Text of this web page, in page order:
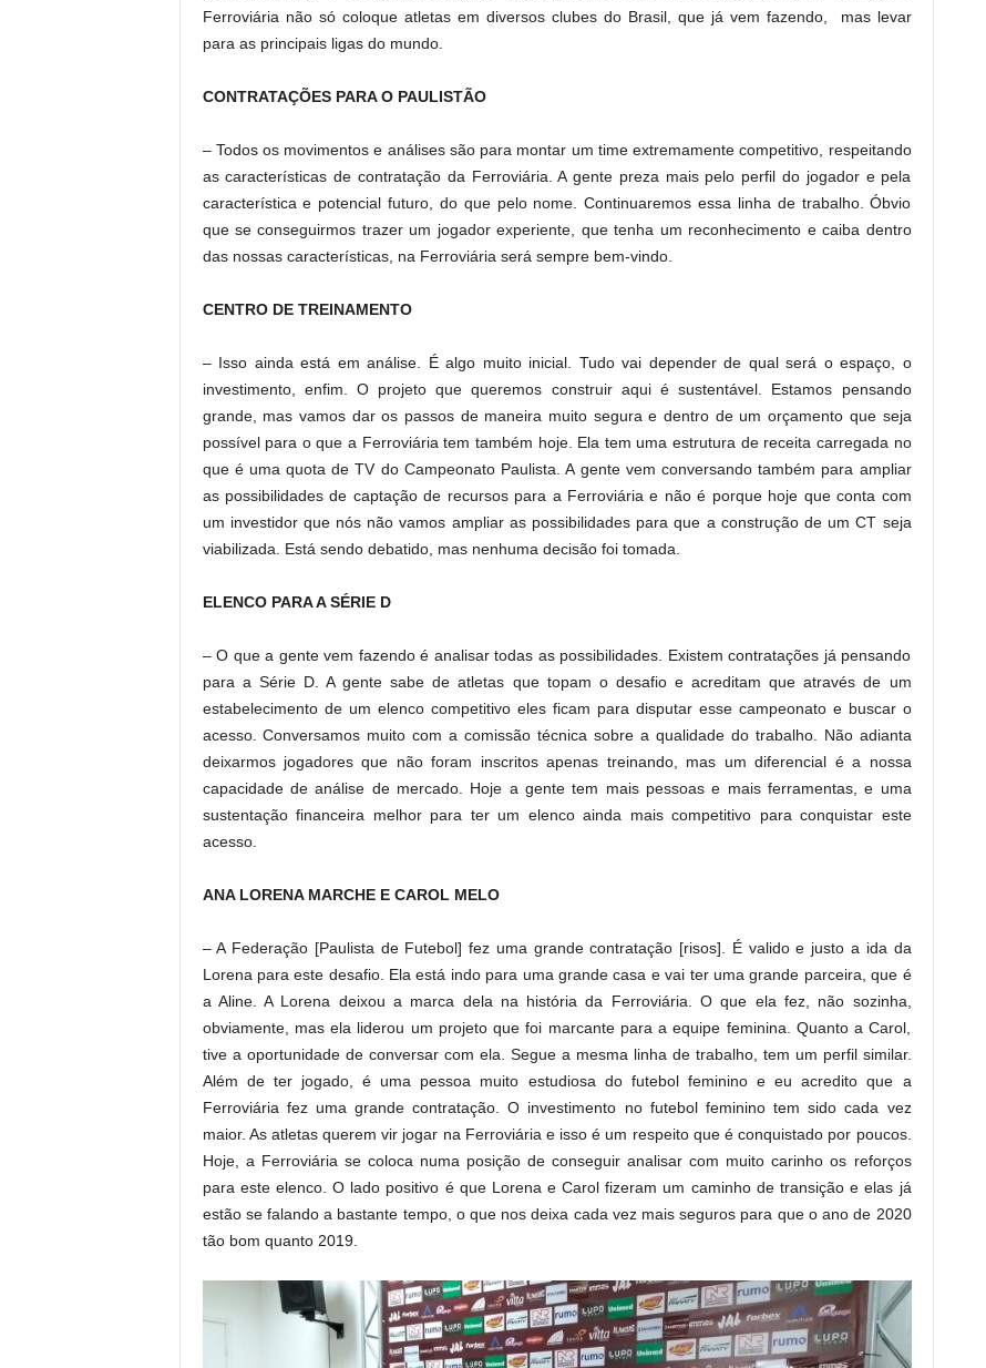
Ferroviária não só coloque atletas em diversos clubes do Brasil, que já vem fazendo, mas levar
para as principais ligas do mundo.
CONTRATAÇÕES PARA O PAULISTÃO
– Todos os movimentos e análises são para montar um time extremamente competitivo, respeitando
as características de contratação da Ferroviária. A gente preza mais pelo perfil do jogador e pela
característica e potencial futuro, do que pelo nome. Continuaremos essa linha de trabalho. Óbvio
que se conseguirmos trazer um jogador experiente, que tenha um reconhecimento e caiba dentro
das nossas características, na Ferroviária será sempre bem-vindo.
CENTRO DE TREINAMENTO
– Isso ainda está em análise. É algo muito inicial. Tudo vai depender de qual será o espaço, o
investimento, enfim. O projeto que queremos construir aqui é sustentável. Estamos pensando
grande, mas vamos dar os passos de maneira muito segura e dentro de um orçamento que seja
possível para o que a Ferroviária tem também hoje. Ela tem uma estrutura de receita carregada no
que é uma quota de TV do Campeonato Paulista. A gente vem conversando também para ampliar
as possibilidades de captação de recursos para a Ferroviária e não é porque hoje que conta com
um investidor que nós não vamos ampliar as possibilidades para que a construção de um CT seja
viabilizada. Está sendo debatido, mas nenhuma decisão foi tomada.
ELENCO PARA A SÉRIE D
– O que a gente vem fazendo é analisar todas as possibilidades. Existem contratações já pensando
para a Série D. A gente sabe de atletas que topam o desafio e acreditam que através de um
estabelecimento de um elenco competitivo eles ficam para disputar esse campeonato e buscar o
acesso. Conversamos muito com a comissão técnica sobre a qualidade do trabalho. Não adianta
deixarmos jogadores que não foram inscritos apenas treinando, mas um diferencial é a nossa
capacidade de análise de mercado. Hoje a gente tem mais pessoas e mais ferramentas, e uma
sustentação financeira melhor para ter um elenco ainda mais competitivo para conquistar este
acesso.
ANA LORENA MARCHE E CAROL MELO
– A Federação [Paulista de Futebol] fez uma grande contratação [risos]. É valido e justo a ida da
Lorena para este desafio. Ela está indo para uma grande casa e vai ter uma grande parceira, que é
a Aline. A Lorena deixou a marca dela na história da Ferroviária. O que ela fez, não sozinha,
obviamente, mas ela liderou um projeto que foi marcante para a equipe feminina. Quanto a Carol,
tive a oportunidade de conversar com ela. Segue a mesma linha de trabalho, tem um perfil similar.
Além de ter jogado, é uma pessoa muito estudiosa do futebol feminino e eu acredito que a
Ferroviária fez uma grande contratação. O investimento no futebol feminino tem sido cada vez
maior. As atletas querem vir jogar na Ferroviária e isso é um respeito que é conquistado por poucos.
Hoje, a Ferroviária se coloca numa posição de conseguir analisar com muito carinho os reforços
para este elenco. O lado positivo é que Lorena e Carol fizeram um caminho de transição e elas já
estão se falando a bastante tempo, o que nos deixa cada vez mais seguros para que o ano de 2020
tão bom quanto 2019.